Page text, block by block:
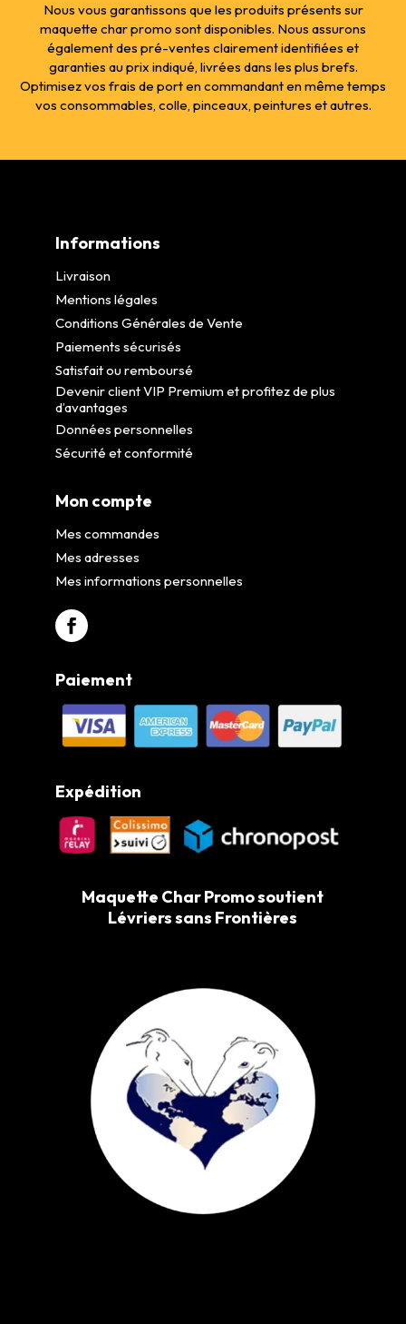
Nous vous garantissons que les produits présents sur
maquette char promo sont disponibles. Nous assurons
également des pré-ventes clairement identifiées et
garanties au prix indiqué, livrées dans les plus brefs.
Optimisez vos frais de port en commandant en même temps
vos consommables, colle, pinceaux, peintures et autres.
Informations
Livraison
Mentions légales
Conditions Générales de Vente
Paiements sécurisés
Satisfait ou remboursé
Devenir client VIP Premium et profitez de plus
d’avantages
Données personnelles
Sécurité et conformité
Mon compte
Mes commandes
Mes adresses
Mes informations personnelles
Paiement
Expédition
Maquette Char Promo soutient
Lévriers sans Frontières